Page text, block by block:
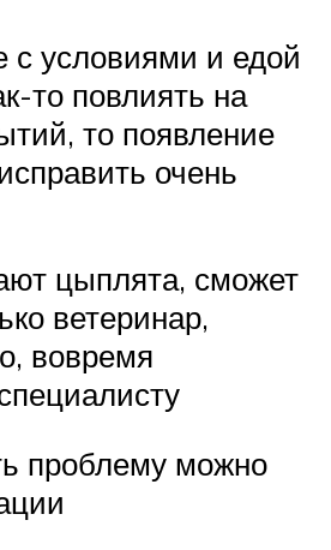
с условиями и едой
то повлиять на
то появление
очень
цыплята, сможет
ветеринар,
вовремя
проблему можно